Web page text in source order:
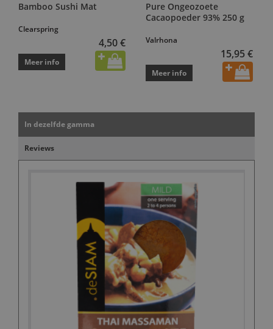
Bamboo Sushi Mat
Clearspring
4,50 €
Meer info
Pure Ongeozoete
Cacaopoeder 93% 250 g
Valrhona
15,95 €
Meer info
In dezelfde gamma
Reviews